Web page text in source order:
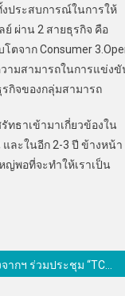
งประสบการณ์ในการให้
ย์ ผ่าน 2 สายธุรกิจ คือ
ตจาก Consumer
วามสามารถในการแข่ง
กิจของกลุ่มสามารถ
ธาเข้ามาเกี่ยวข้องใน
ละในอีก 2-3 ปี ข้างหน้า
ญ่พอที่จะทำให้เราเป็น
บางจากฯ ร่วมประชุม “TCAC” ชูแนวคิด “BCP 316 NET” หนุนการเปลี่ยนผ่านด้านพลังงาน บรรเทาภาวะโลกร้อน